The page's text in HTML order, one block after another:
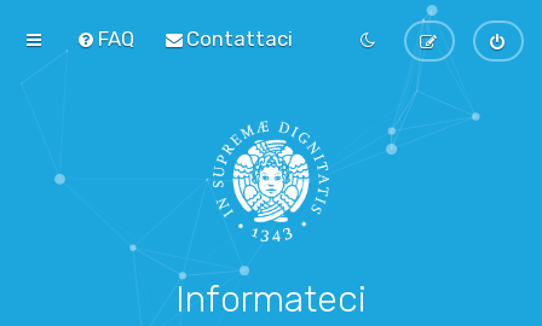
FAQ Contattaci
Informateci